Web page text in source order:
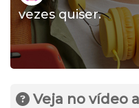
vezes quiser.
Veja no vídeo